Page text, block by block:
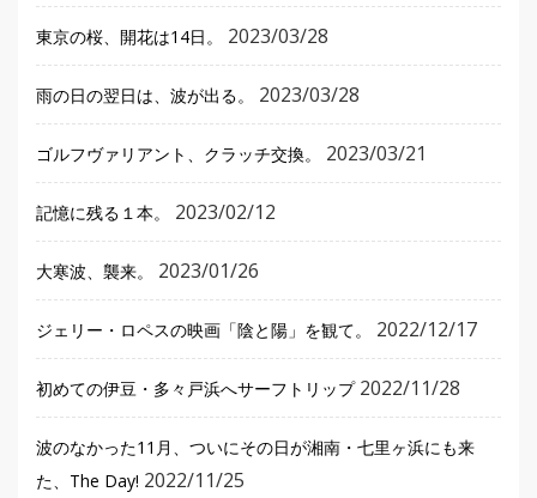
東京の桜、開花は14日。 2023/03/28
雨の日の翌日は、波が出る。 2023/03/28
ゴルフヴァリアント、クラッチ交換。 2023/03/21
記憶に残る１本。 2023/02/12
大寒波、襲来。 2023/01/26
ジェリー・ロペスの映画「陰と陽」を観て。 2022/12/17
初めての伊豆・多々戸浜へサーフトリップ 2022/11/28
波のなかった11月、ついにその日が湘南・七里ヶ浜にも来
た、The Day! 2022/11/25